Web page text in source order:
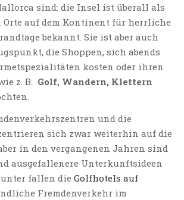
sind: die Insel ist überall als
Orte auf dem Kontinent für herrliche
bekannt. Sie ist aber auch
die Shoppen, sich abends
kosten oder ihren
z. B. Golf, Wandern, Klettern
und die
sich zwar weiterhin auf die
in den vergangenen Jahren sind
ausgefallenere Unterkunftsideen
fallen die Golfhotels auf
Fremdenverkehr im